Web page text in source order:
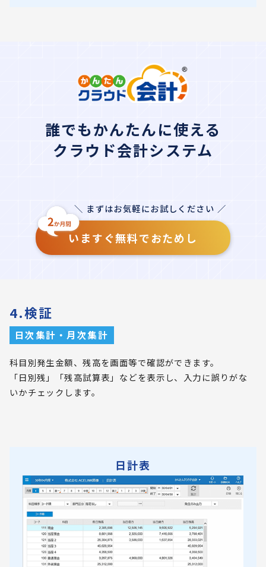
誰でもかんたんに使える
クラウド会計システム
＼ まずはお気軽にお試しください ／
いますぐ無料でおためし
4.検証
日次集計・月次集計
科目別発生金額、残高を画面等で確認ができます。
「日別残」「残高試算表」などを表示し、入力に誤りがな
いかチェックします。
日計表